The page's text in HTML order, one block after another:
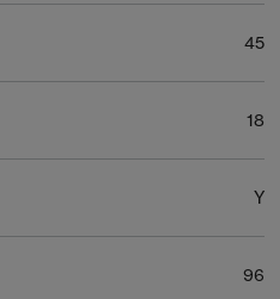
45
18
Y
96